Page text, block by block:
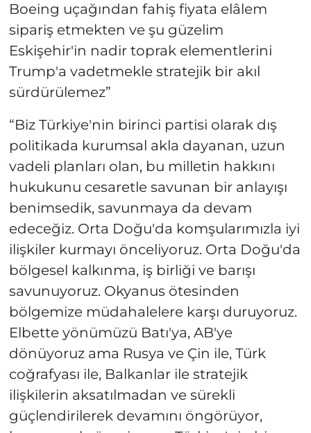
Boeing uçağından fahiş fiyata elâlem
sipariş etmekten ve şu güzelim
Eskişehir'in nadir toprak elementlerini
Trump'a vadetmekle stratejik bir akıl
sürdürülemez”
“Biz Türkiye'nin birinci partisi olarak dış
politikada kurumsal akla dayanan, uzun
vadeli planları olan, bu milletin hakkını
hukukunu cesaretle savunan bir anlayışı
benimsedik, savunmaya da devam
edeceğiz. Orta Doğu'da komşularımızla iyi
ilişkiler kurmayı önceliyoruz. Orta Doğu'da
bölgesel kalkınma, iş birliği ve barışı
savunuyoruz. Okyanus ötesinden
bölgemize müdahalelere karşı duruyoruz.
Elbette yönümüzü Batı'ya, AB'ye
dönüyoruz ama Rusya ve Çin ile, Türk
coğrafyası ile, Balkanlar ile stratejik
ilişkilerin aksatılmadan ve sürekli
güçlendirilerek devamını öngörüyor,